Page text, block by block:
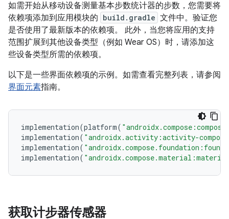
如需开始从移动设备测量基本步数统计器的步数，您需要将
依赖项添加到应用模块的 build.gradle 文件中。验证您
是否使用了最新版本的依赖项。 此外，当您将应用的支持
范围扩展到其他设备类型（例如 Wear OS）时，请添加这
些设备类型所需的依赖项。
以下是一些界面依赖项的示例。如需查看完整列表，请参阅
界面元素指南。
implementation(platform(
implementation( "androidx.activity:activity-
implementation(
implementation(
获取计步器传感器